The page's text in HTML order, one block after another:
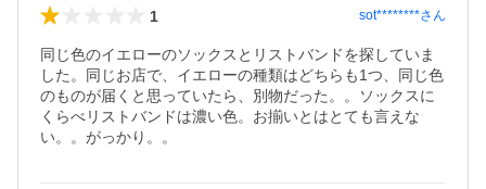
1 sot********さん
同じ色のイエローのソックスとリストバンドを探していま
した。同じお店で、イエローの種類はどちらも1つ、同じ色
のものが届くと思っていたら、別物だった。。ソックスに
くらべリストバンドは濃い色。お揃いとはとても言えな
い。。がっかり。。